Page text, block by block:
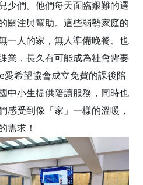
少們。他們每天面臨艱難的選
關注與幫助。這些弱勢家庭的
一人的家，無人準備晚餐、也
業，長久有可能成為社會需要
希望協會成立免費的課後陪
中小生提供陪讀服務，同時也
感受到像「家」一樣的溫暖，
需求！